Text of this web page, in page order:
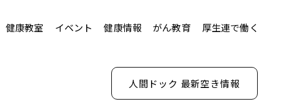
健康教室 イベント 健康情報 がん教育 厚生連で働く
人間ドック 最新空き情報